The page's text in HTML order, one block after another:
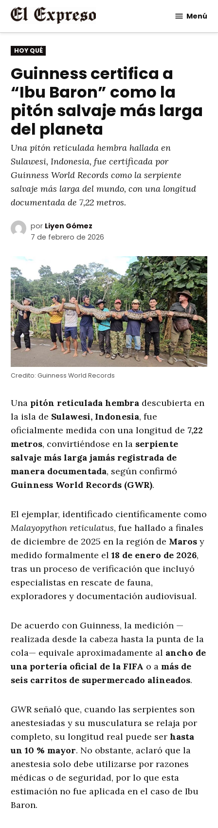
Saltar
contenido
Menú
PUBLICADO
EN
HOY QUÉ
Guinness certifica a
“Ibu Baron” como la
pitón salvaje más larga
del planeta
Una pitón reticulada hembra hallada en
Sulawesi, Indonesia, fue certificada por
Guinness World Records como la serpiente
salvaje más larga del mundo, con una longitud
documentada de 7,22 metros.
por Liyen Gómez
7 de febrero de 2026
Credito: Guinness World Records
Una pitón reticulada hembra descubierta en
la isla de Sulawesi, Indonesia, fue
oficialmente medida con una longitud de 7,22
metros, convirtiéndose en la serpiente
salvaje más larga jamás registrada de
manera documentada, según confirmó
Guinness World Records (GWR).
El ejemplar, identificado científicamente como
Malayopython reticulatus, fue hallado a finales
de diciembre de 2025 en la región de Maros y
medido formalmente el18 de enero de 2026,
tras un proceso de verificación que incluyó
especialistas en rescate de fauna,
exploradores y documentación audiovisual.
De acuerdo con Guinness, la medición —
realizada desde la cabeza hasta la punta de la
cola— equivale aproximadamente al ancho de
una portería oficial de la FIFA o a más de
seis carritos de supermercado alineados.
GWR señaló que, cuando las serpientes son
anestesiadas y su musculatura se relaja por
completo, su longitud real puede serhasta
un 10 % mayor. No obstante, aclaró que la
anestesia solo debe utilizarse por razones
médicas o de seguridad, por lo que esta
estimación no fue aplicada en el caso de Ibu
Baron.